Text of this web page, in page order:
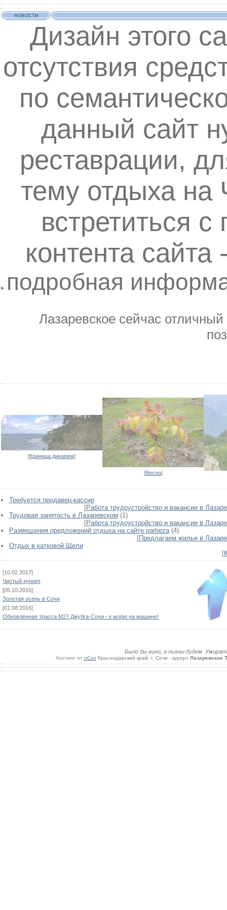
НОВОСТИ
Дизайн этого
отсутствия
по
данный сайт
реставрации,
тему отдыха
встретиться
контента сайта
подробная
Лазаревское сейчас
[Криница дикарем]
[Весна]
Требуется продавец-кассир
[Работа трудоустройство и вакансии в
Трудовая занятость в Лазаревском (1)
[Работа трудоустройство и вакансии в
Размещения предложений отдыха на сайте partieza (4)
[Предлагаем жилье в
Отдых в катковой Щели
[
[10.02.2017]
Чистый курорт
[05.10.2016]
Золотая осень в Сочи
[01.08.2016]
Обновлённая трасса М27 Джубга-Сочи - к морю на машине!
Было бы вино, а пьяны будем.
Хостинг от uCozКраснодарcкий край, г. Сочи - курорт